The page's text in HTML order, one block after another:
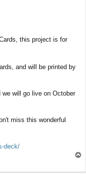
this project is for
and will be printed by
we will go live on October
miss this wonderful
deck/
r